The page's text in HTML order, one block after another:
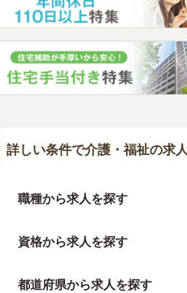
詳しい条件で介護・福祉の求
職種から求人を探す
資格から求人を探す
都道府県から求人を探す